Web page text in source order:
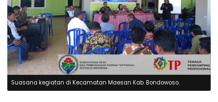
Suasana kegiatan di Kecamatan Maesan Kab. Bondowoso.